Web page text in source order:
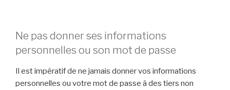
Ne pas donner ses informations
personnelles ou son mot de passe
Il est impératif de ne jamais donner vos informations
personnelles ou votre mot de passe à des tiers non